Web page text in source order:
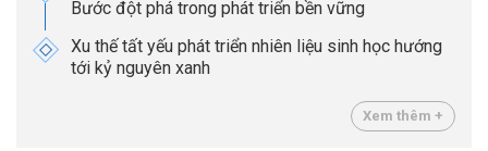
Bước đột phá trong phát triển bền vững
Xu thế tất yếu phát triển nhiên liệu sinh học hướng
tới kỷ nguyên xanh
Xem thêm +